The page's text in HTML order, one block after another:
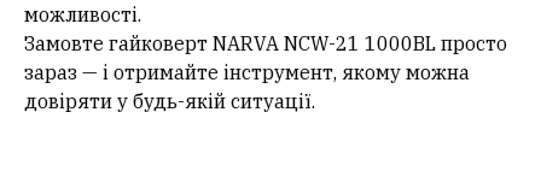
можливості.
Замовте гайковерт NARVA NCW-21 1000BL просто
зараз — і отримайте інструмент, якому можна
довіряти у будь-якій ситуації.